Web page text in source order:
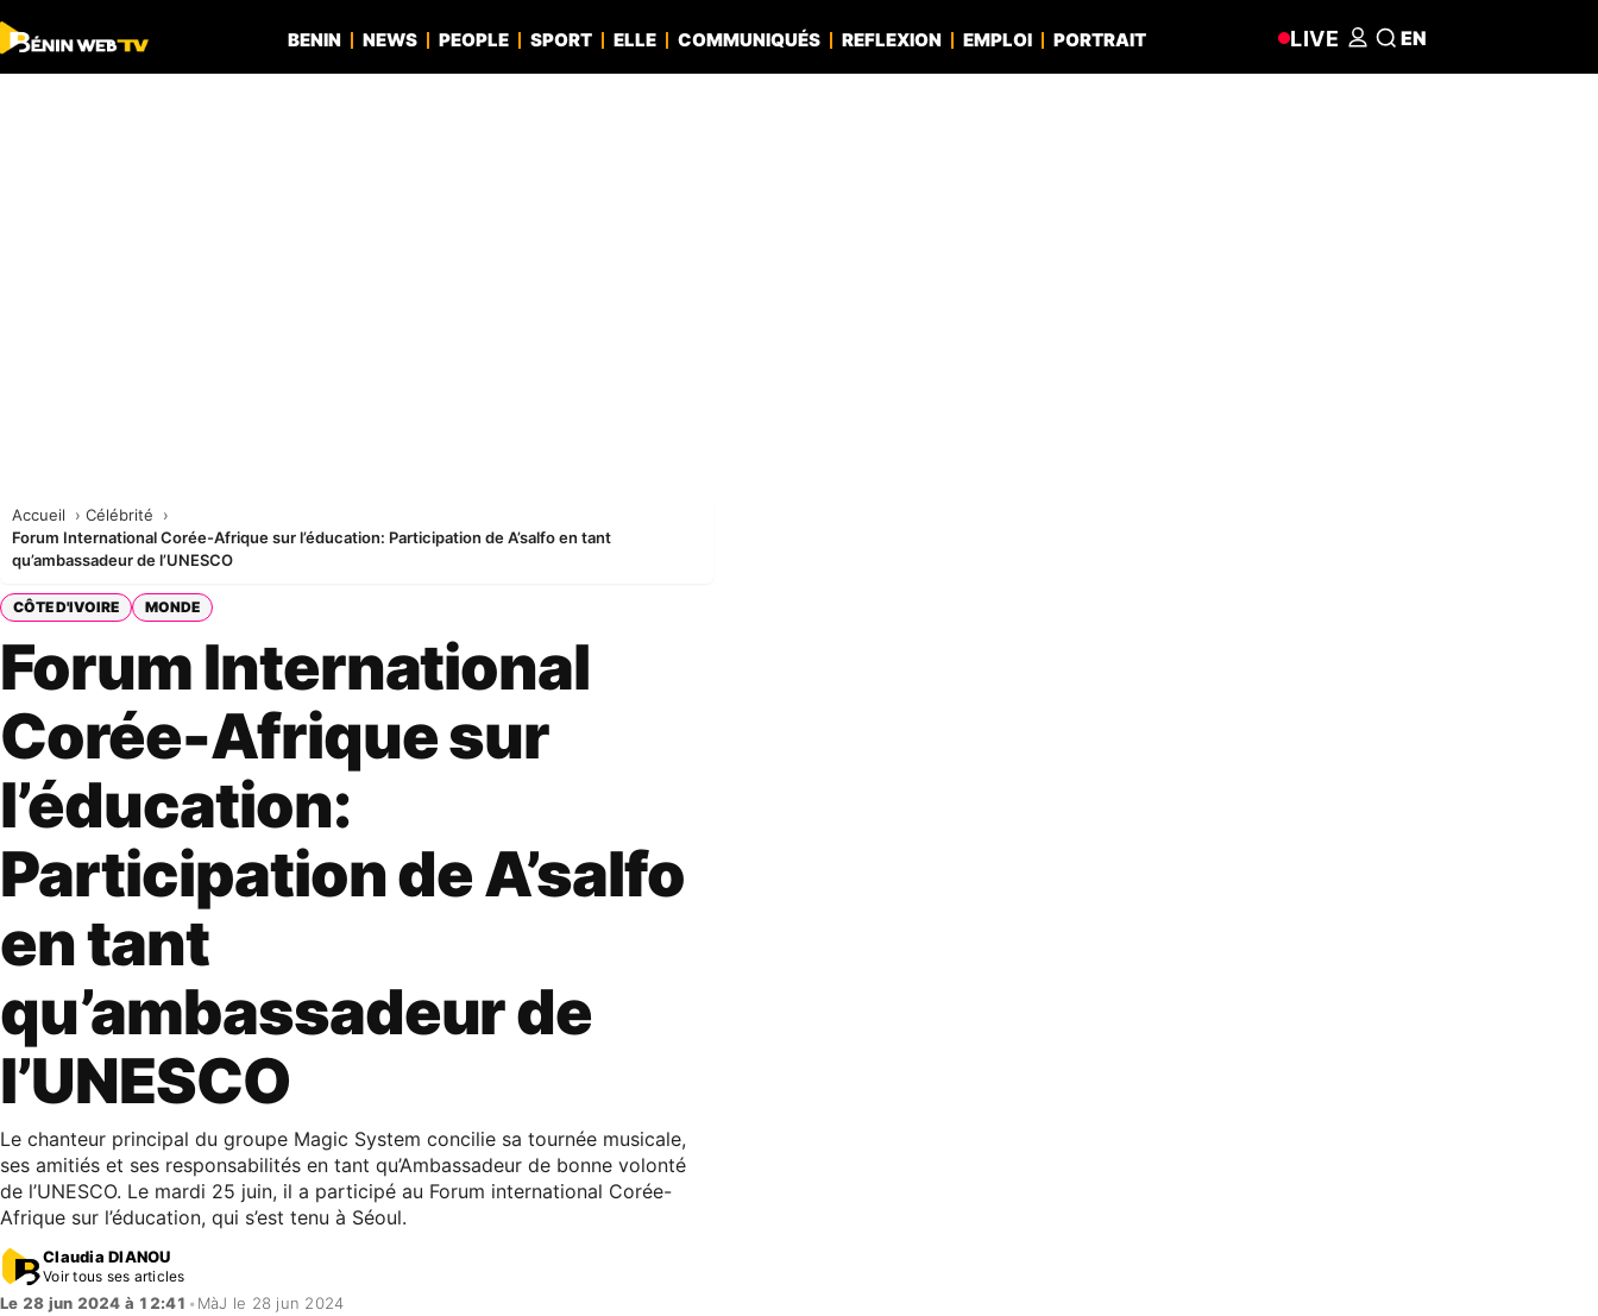
BENIN NEWS PEOPLE SPORT ELLE COMMUNIQUÉS REFLEXION EMPLOI PORTRAIT LIVE EN
Accueil
Célébrité
Forum International Corée-Afrique sur l’éducation: Participation de A’salfo en tant
qu’ambassadeur de l’UNESCO
CÔTE D'IVOIRE MONDE
Forum International
Corée-Afrique sur
l’éducation:
Participation de A’salfo
en tant
qu’ambassadeur de
l’UNESCO
Le chanteur principal du groupe Magic System concilie sa tournée musicale,
ses amitiés et ses responsabilités en tant qu’Ambassadeur de bonne volonté
de l’UNESCO. Le mardi 25 juin, il a participé au Forum international Corée-
Afrique sur l’éducation, qui s’est tenu à Séoul.
Claudia DIANOU
Voir tous ses articles
Le 28 jun 2024 à 12:41 • MàJ le 28 jun 2024